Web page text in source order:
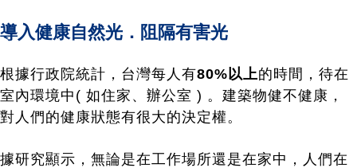
導入健康自然光．阻隔有害光
根據行政院統計，台灣每人有80%以上的時間，待在
室內環境中( 如住家、辦公室 ) 。建築物健不健康，
對人們的健康狀態有很大的決定權。
據研究顯示，無論是在工作場所還是在家中，人們在